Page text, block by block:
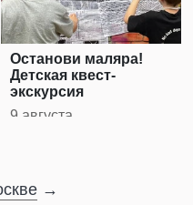
Останови маляра!
Детская квест-
экскурсия
9 августа
→